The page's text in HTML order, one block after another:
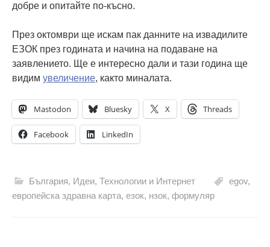
добре и опитайте по-късно.
През октомври ще искам пак данните на извадилите
ЕЗОК през годината и начина на подаване на
заявлението. Ще е интересно дали и тази година ще
видим увеличение, както миналата.
Mastodon Bluesky X Threads
Facebook LinkedIn
България, Идеи, Технологии и Интернет egov,
европейска здравна карта, езок, нзок, формуляр